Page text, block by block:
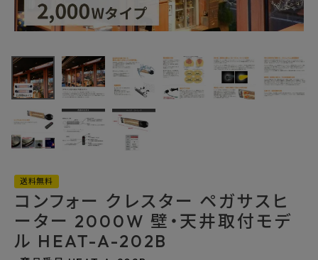
コンフォー クレス
壁・天井取付モデ
ル HEAT-A-
202B
(税込)
FAX注文はこちらから
カテゴリーから選ぶ
メーカーから選ぶ
ご利用ガイド
よくあるご質問
送料無料
コンフォー クレスター ペガサスヒ
ーター 2000W 壁・天井取付モデ
ル HEAT-A-202B